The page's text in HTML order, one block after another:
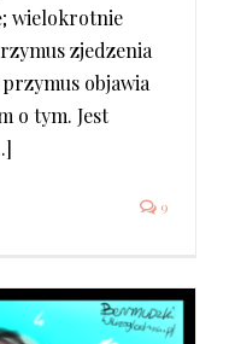
wielokrotnie
zjedzenia
objawia
o tym. Jest
9